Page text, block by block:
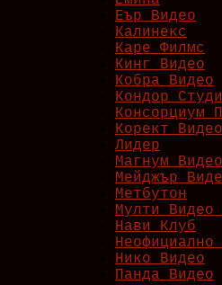
Еър Видео
Калинекс
Каре Филмс
Кинг Видео
Кобра Видео
Кондор
Консорциум
Корект Видео
Лидер
Магнум Видео
Мейджър
Метбутон
Мулти Видео
Нави Клуб
Неофициално
Нико Видео
Панда Видео